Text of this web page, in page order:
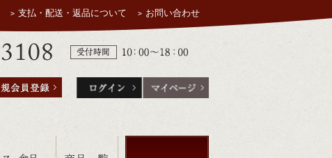
支払・配送・返品について お問い合わせ